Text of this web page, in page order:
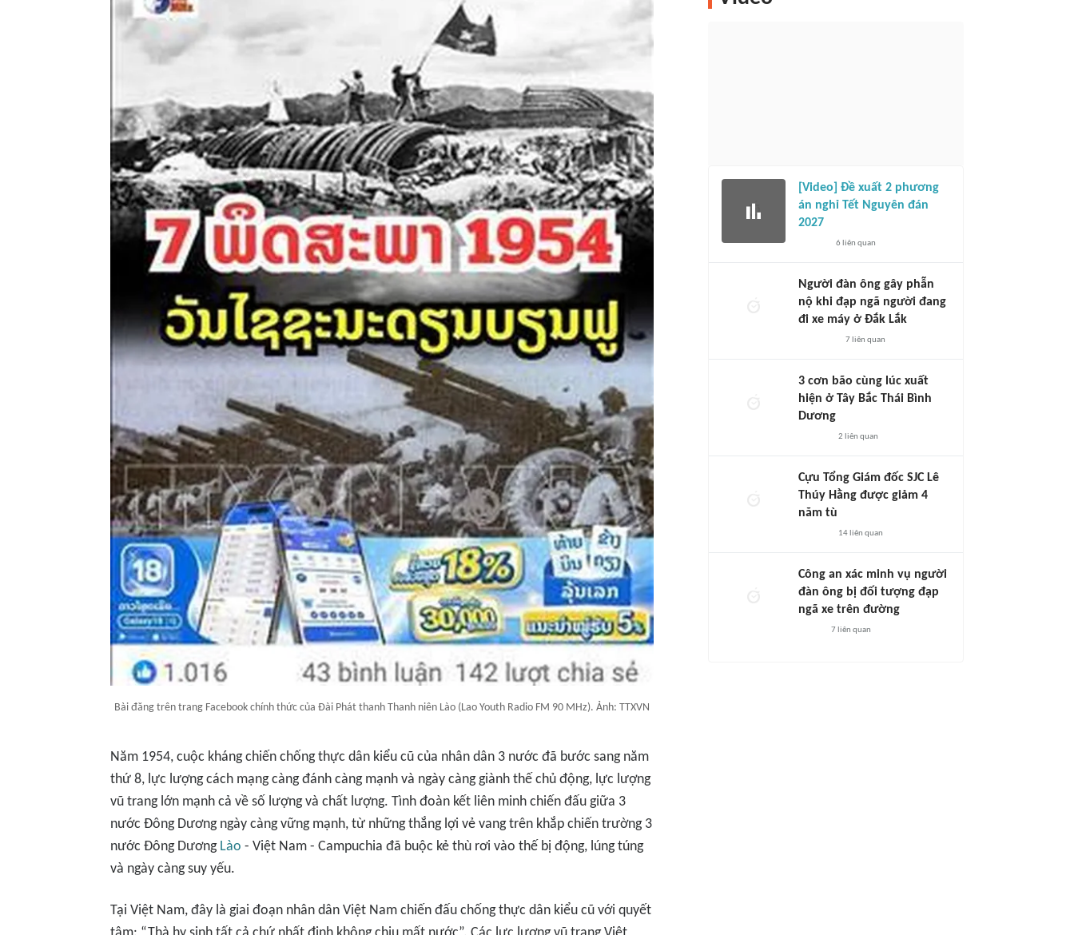
Bài đăng trên trang Facebook chính thức của Đài Phát thanh Thanh niên Lào (Lao Youth Radio FM 90 MHz). Ảnh: TTXVN
Năm 1954, cuộc kháng chiến chống thực dân kiểu cũ của nhân dân 3 nước đã bước sang năm
thứ 8, lực lượng cách mạng càng đánh càng mạnh và ngày càng giành thế chủ động, lực lượng
vũ trang lớn mạnh cả về số lượng và chất lượng. Tình đoàn kết liên minh chiến đấu giữa 3
nước Đông Dương ngày càng vững mạnh, từ những thắng lợi vẻ vang trên khắp chiến trường 3
nước Đông Dương Lào - Việt Nam - Campuchia đã buộc kẻ thù rơi vào thế bị động, lúng túng
và ngày càng suy yếu.
Tại Việt Nam, đây là giai đoạn nhân dân Việt Nam chiến đấu chống thực dân kiểu cũ với quyết
[Video] Đề xuất 2 phương
án nghỉ Tết Nguyên đán
2027
6 liên quan
Người đàn ông gây phẫn
nộ khi đạp ngã người đang
đi xe máy ở Đắk Lắk
7liên quan
3 cơn bão cùng lúc xuất
hiện ở Tây Bắc Thái Bình
Dương
2 liên quan
Cựu Tổng Giám đốc SJC Lê
Thúy Hằng được giảm 4
năm tù
14 liên quan
Công an xác minh vụ người
đàn ông bị đối tượng đạp
ngã xe trên đường
7 liên quan